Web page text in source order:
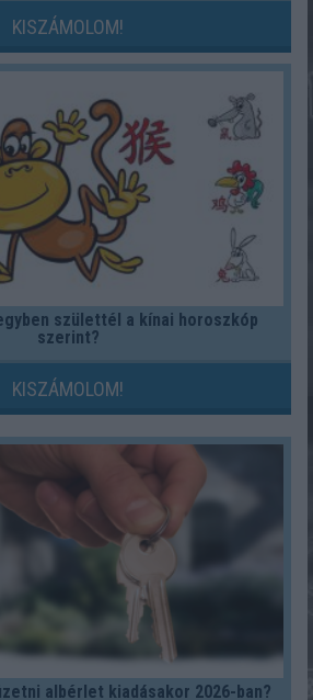
KISZÁMOLOM!
születtél a kínai horoszkóp
szerint?
KISZÁMOLOM!
albérlet kiadásakor 2026-ban?